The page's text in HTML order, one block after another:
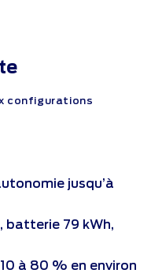
configurations
jusqu’à
batterie 79 kWh,
à 80 % en environ